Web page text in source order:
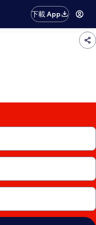
下載 App